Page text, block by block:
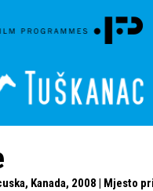
Kanada, 2008 | Mjesto